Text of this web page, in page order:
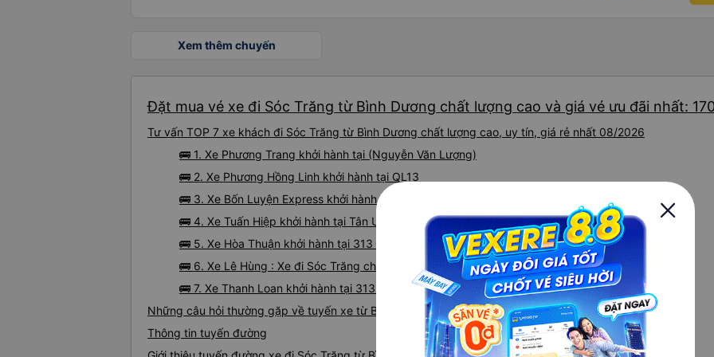
Xem thêm chuyến
Đặt mua vé xe đi Sóc Trăng từ Bình Dương chất lượng cao và giá vé ưu đãi nhất:
Tư vấn TOP 7 xe khách đi Sóc Trăng từ Bình Dương chất lượng cao, uy tín, giá rẻ nhất 08/2026
🚌 1. Xe Phương Trang khởi hành tại (Nguyễn Văn Lượng)
🚌 2. Xe Phương Hồng Linh khởi hành tại QL13
🚌 3. Xe Bốn Luyện Express khởi hành tại QL1A
🚌 4. Xe Tuấn Hiệp khởi hành tại Tân Uyên (Tân Uyên)
🚌 5. Xe Hòa Thuận khởi hành tại 313 Đường 30/4 (Bến xe Bình Dương)
🚌 6. Xe Lê Hùng : Xe đi Sóc Trăng chất lượng cao từ Bình Dương
🚌 7. Xe Thanh Loan khởi hành tại 313 Đ.30 tháng 4 (Bến Xe Khách Bình Dương)
Những câu hỏi thường gặp về tuyến xe từ Bình Dương đi Sóc Trăng
Thông tin tuyến đường